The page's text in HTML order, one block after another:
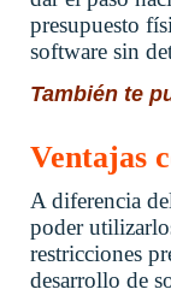
presupuesto
software sin
También te
Ventajas
A diferencia
poder
restricciones
desarrollo de